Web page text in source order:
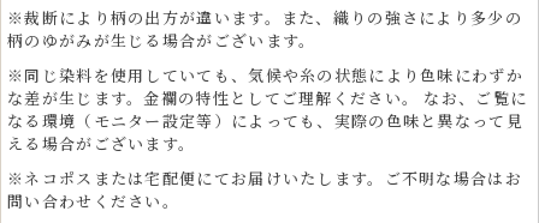
※裁断により柄の出方が違います。また、織りの強さにより多少の
柄のゆがみが生じる場合がございます。
※同じ染料を使用していても、気候や糸の状態により色味にわずか
な差が生じます。金襴の特性としてご理解ください。 なお、ご覧に
なる環境（モニター設定等）によっても、実際の色味と異なって見
える場合がございます。
※ネコポスまたは宅配便にてお届けいたします。ご不明な場合はお
問い合わせください。